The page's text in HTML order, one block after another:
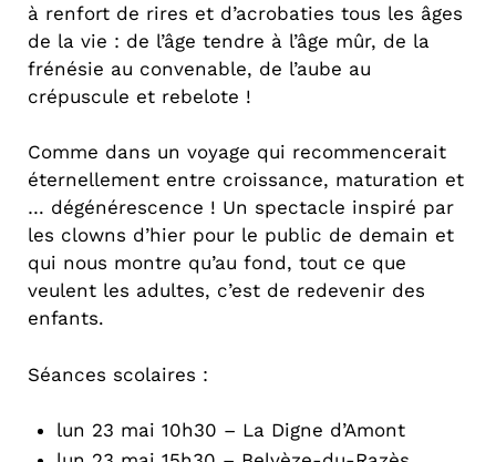
à renfort de rires et d’acrobaties tous les âges
de la vie : de l’âge tendre à l’âge mûr, de la
frénésie au convenable, de l’aube au
crépuscule et rebelote !
Comme dans un voyage qui recommencerait
éternellement entre croissance, maturation et
… dégénérescence ! Un spectacle inspiré par
les clowns d’hier pour le public de demain et
qui nous montre qu’au fond, tout ce que
veulent les adultes, c’est de redevenir des
enfants.
Séances scolaires :
lun 23 mai 10h30 – La Digne d’Amont